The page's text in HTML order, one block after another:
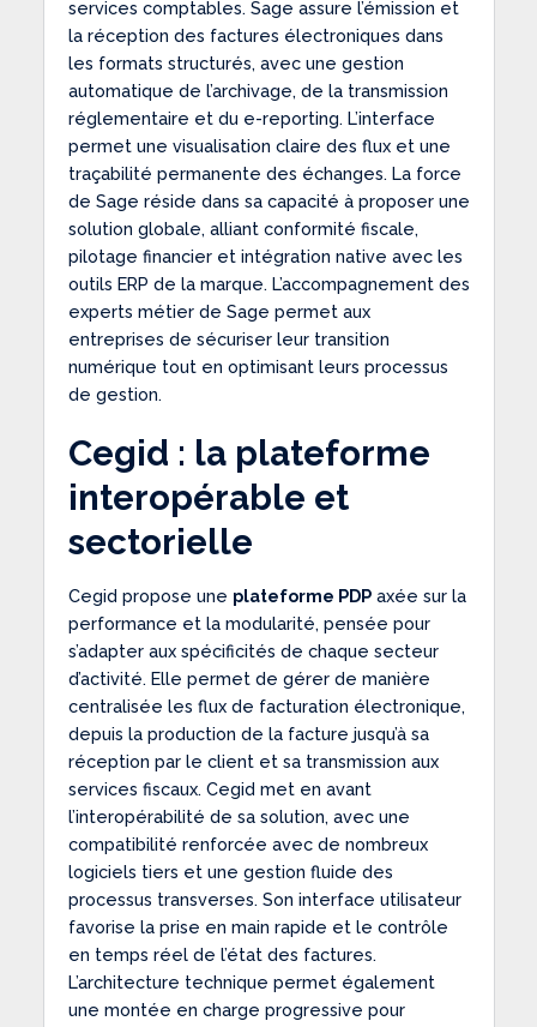
services comptables. Sage assure l’émission et
la réception des factures électroniques dans
les formats structurés, avec une gestion
automatique de l’archivage, de la transmission
réglementaire et du e-reporting. L’interface
permet une visualisation claire des flux et une
traçabilité permanente des échanges. La force
de Sage réside dans sa capacité à proposer une
solution globale, alliant conformité fiscale,
pilotage financier et intégration native avec les
outils ERP de la marque. L’accompagnement des
experts métier de Sage permet aux
entreprises de sécuriser leur transition
numérique tout en optimisant leurs processus
de gestion.
Cegid : la plateforme
interopérable et
sectorielle
Cegid propose une plateforme PDPaxée sur la
performance et la modularité, pensée pour
s’adapter aux spécificités de chaque secteur
d’activité. Elle permet de gérer de manière
centralisée les flux de facturation électronique,
depuis la production de la facture jusqu’à sa
réception par le client et sa transmission aux
services fiscaux. Cegid met en avant
l’interopérabilité de sa solution, avec une
compatibilité renforcée avec de nombreux
logiciels tiers et une gestion fluide des
processus transverses. Son interface utilisateur
favorise la prise en main rapide et le contrôle
en temps réel de l’état des factures.
L’architecture technique permet également
une montée en charge progressive pour